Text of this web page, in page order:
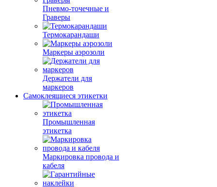
Пневмо-точечные и
Граверы
Термокарандаши
Маркеры аэрозоли
Держатели для
маркеров
Самоклеящиеся этикетки
Промышленная
этикетка
Маркировка провода и
кабеля